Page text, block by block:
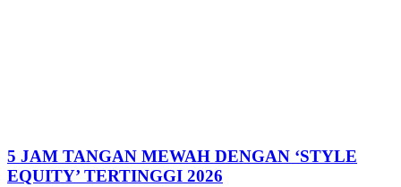
5 JAM TANGAN MEWAH DENGAN ‘STYLE
EQUITY’ TERTINGGI 2026